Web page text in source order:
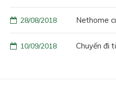
28/08/2018 Nethome
10/09/2018 Chuyến đi từ